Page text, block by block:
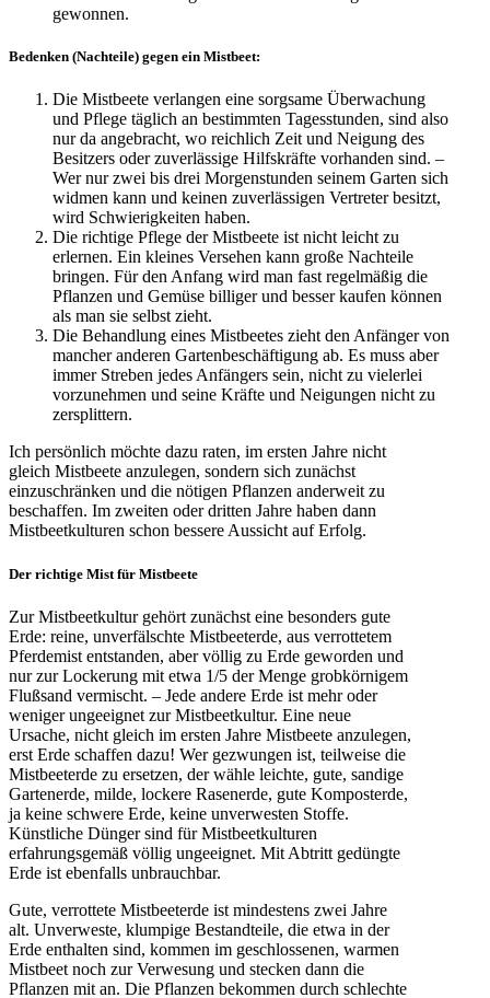
gewonnen.
Bedenken (Nachteile) gegen ein Mistbeet:
Die Mistbeete verlangen eine sorgsame Überwachung
und Pflege täglich an bestimmten Tagesstunden, sind also
nur da angebracht, wo reichlich Zeit und Neigung des
Besitzers oder zuverlässige Hilfskräfte vorhanden sind. –
Wer nur zwei bis drei Morgenstunden seinem Garten sich
widmen kann und keinen zuverlässigen Vertreter besitzt,
wird Schwierigkeiten haben.
Die richtige Pflege der Mistbeete ist nicht leicht zu
erlernen. Ein kleines Versehen kann große Nachteile
bringen. Für den Anfang wird man fast regelmäßig die
Pflanzen und Gemüse billiger und besser kaufen können
als man sie selbst zieht.
Die Behandlung eines Mistbeetes zieht den Anfänger von
mancher anderen Gartenbeschäftigung ab. Es muss aber
immer Streben jedes Anfängers sein, nicht zu vielerlei
vorzunehmen und seine Kräfte und Neigungen nicht zu
zersplittern.
Ich persönlich möchte dazu raten, im ersten Jahre nicht
gleich Mistbeete anzulegen, sondern sich zunächst
einzuschränken und die nötigen Pflanzen anderweit zu
beschaffen. Im zweiten oder dritten Jahre haben dann
Mistbeetkulturen schon bessere Aussicht auf Erfolg.
Der richtige Mist für Mistbeete
Zur Mistbeetkultur gehört zunächst eine besonders gute
Erde: reine, unverfälschte Mistbeeterde, aus verrottetem
Pferdemist entstanden, aber völlig zu Erde geworden und
nur zur Lockerung mit etwa 1/5 der Menge grobkörnigem
Flußsand vermischt. – Jede andere Erde ist mehr oder
weniger ungeeignet zur Mistbeetkultur. Eine neue
Ursache, nicht gleich im ersten Jahre Mistbeete anzulegen,
erst Erde schaffen dazu! Wer gezwungen ist, teilweise die
Mistbeeterde zu ersetzen, der wähle leichte, gute, sandige
Gartenerde, milde, lockere Rasenerde, gute Komposterde,
ja keine schwere Erde, keine unverwesten Stoffe.
Künstliche Dünger sind für Mistbeetkulturen
erfahrungsgemäß völlig ungeeignet. Mit Abtritt gedüngte
Erde ist ebenfalls unbrauchbar.
Gute, verrottete Mistbeeterde ist mindestens zwei Jahre
alt. Unverweste, klumpige Bestandteile, die etwa in der
Erde enthalten sind, kommen im geschlossenen, warmen
Mistbeet noch zur Verwesung und stecken dann die
Pflanzen mit an. Die Pflanzen bekommen durch schlechte